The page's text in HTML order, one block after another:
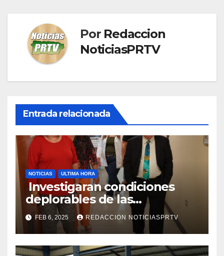
Por Redaccion
NoticiasPRTV
Entrada relacionada
NOTICIAS ULTIMA HORA
Investigaran condiciones
deplorables de las
facilidades el Departamento
de la Salud en Mayagüez
FEB 6, 2025 REDACCION NOTICIASPRTV